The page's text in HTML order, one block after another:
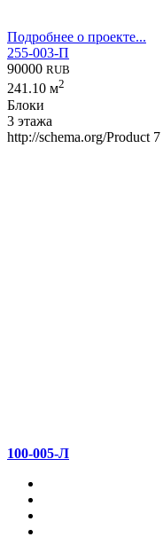
Подробнее о проекте...
255-003-П
90000 RUB
241.10 м2
Блоки
3 этажа
http://schema.org/Product 7
100-005-Л